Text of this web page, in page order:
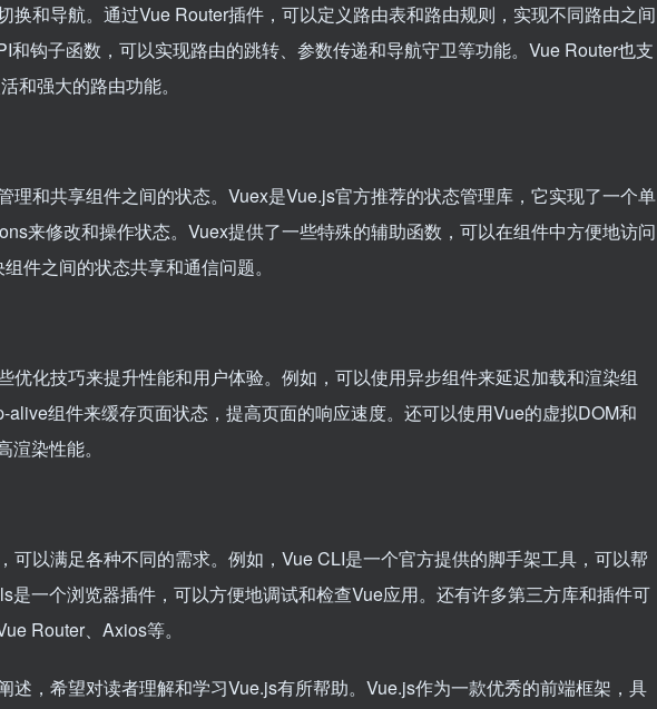
换和导航。通过Vue Router插件，可以定义路由表和路由规则，实现不同路由之间
和钩子函数，可以实现路由的跳转、参数传递和导航守卫等功能。Vue Router也支
和强大的路由功能。
理和共享组件之间的状态。Vuex是Vue.js官方推荐的状态管理库，它实现了一个单
来修改和操作状态。Vuex提供了一些特殊的辅助函数，可以在组件中方便地访问
件之间的状态共享和通信问题。
优化技巧来提升性能和用户体验。例如，可以使用异步组件来延迟加载和渲染组
组件来缓存页面状态，提高页面的响应速度。还可以使用Vue的虚拟DOM和
染性能。
可以满足各种不同的需求。例如，Vue CLI是一个官方提供的脚手架工具，可以帮
是一个浏览器插件，可以方便地调试和检查Vue应用。还有许多第三方库和插件可
Router、Axios等。
述，希望对读者理解和学习Vue.js有所帮助。Vue.js作为一款优秀的前端框架，具